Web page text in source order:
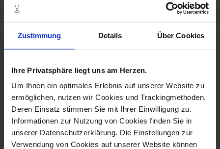
Zustimmung Details Über Cookies
Ihre Privatsphäre liegt uns am Herzen.
Um Ihnen ein optimales Erlebnis auf unserer Website zu
ermöglichen, nutzen wir Cookies und Trackingmethoden.
Deren Einsatz stimmen Sie mit Ihrer Einwilligung zu.
Informationen zur Nutzung von Cookies finden Sie in
unserer Datenschutzerklärung. Die Einstellungen zur
Verwendung von Cookies auf unserer Website können
more products from the waves